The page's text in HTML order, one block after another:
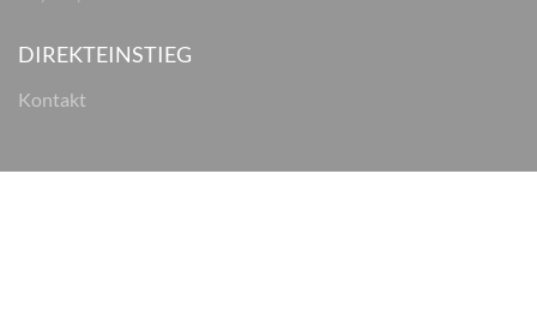
DIREKTEINSTIEG
Kontakt